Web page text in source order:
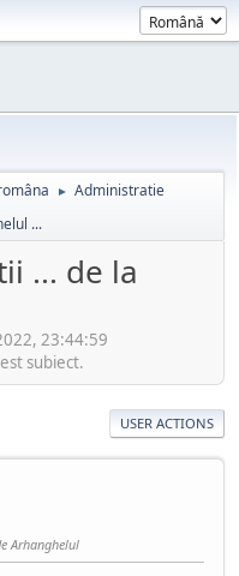
► Administratie
...
... de la
23:44:59
subiect.
USER ACTIONS
Arhanghelul